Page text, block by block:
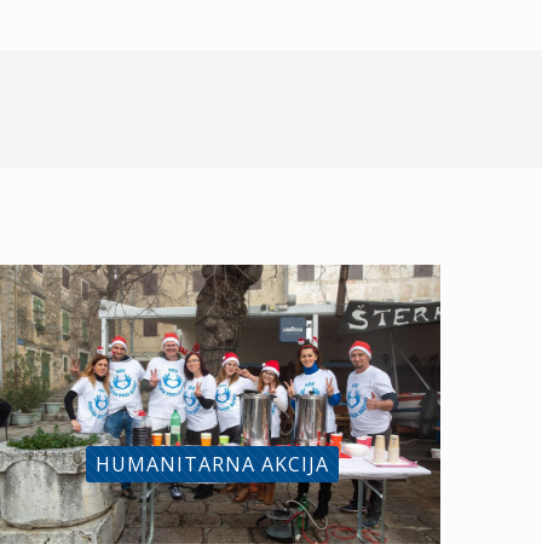
HUMANITARNA AKCIJA